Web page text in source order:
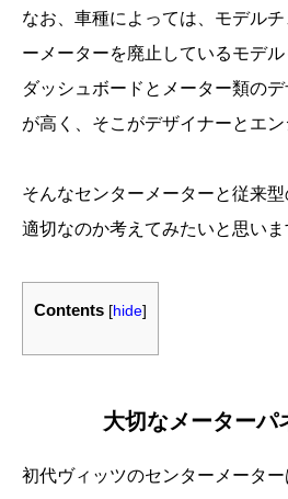
なお、車種によっては、モデル
ーメーターを廃止しているモデ
ダッシュボードとメーター類の
が高く、そこがデザイナーとエン
そんなセンターメーターと従来
適切なのか考えてみたいと思いま
Contents [hide]
大切なメーターパ
初代ヴィッツのセンターメータ